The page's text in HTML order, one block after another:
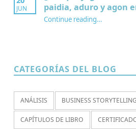
JUN
paidia, aduro y agon
Continue reading“¿Por qué jugamos? Redescubriendo paidia, aduro y agon en los juegos de rol”
…
CATEGORÍAS DEL BLOG
ANÁLISIS BUSINESS STORYTELLING
CAPÍTULOS DE LIBRO